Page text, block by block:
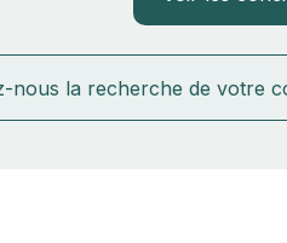
nous la recherche de votre